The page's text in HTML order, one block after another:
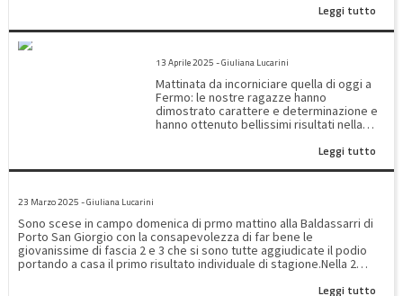
nostre moschettiere hanno migliorato
progressiva padronanza del programma
Rossini all'8° posto con un totale di 68,250
bravissima!!! una delle migliori al volteggio
!!! Tra le A5 Beatrice Jiang fa un po' meglio
di Viola Bravi e ad un soffio l' una dall' altra
terminano al 12° ( 66,400) e al 13° posto
(66.100) complimenti!! siete nella giusta
direzione Le classifiche evidenziano che
sono poche le ginnaste che si cimentano
nel programma avanzato quindi ancora
Genesis Cittadini e Gaia Gambini.
#artisticarecanati #dailucealtuosport
#unionenergia
Leggi tutto
13 Aprile 2025 - Giuliana Lucarini
Mattinata da incorniciare quella di oggi a
Fermo: le nostre ragazze hanno
dimostrato carattere e determinazione e
hanno ottenuto bellissimi risultati nella
Avanzato.Categoria A2 podio tutto
trave e parallele ottimo!) e al terzo posto
Irene Domenellarientrata dopo una pausa
per problemi fisici in buona forma ( forza
vedrai che andrai sepre in
meglio)Categoria A3 secondo gradino del
podio per Sofia Mezzelani in splendida
Leggi tutto
23 Marzo 2025 - Giuliana Lucarini
Sono scese in campo domenica di prmo mattino alla Baldassarri di
Porto San Giorgio con la consapevolezza di far bene le
giovanissime di fascia 2 e 3 che si sono tutte aggiudicate il podio
portando a casa il primo risultato individuale di stagione.Nella 2
breve distanza da Bianca Haydee Paolucci medaglia d' argento.Nella
Leggi tutto